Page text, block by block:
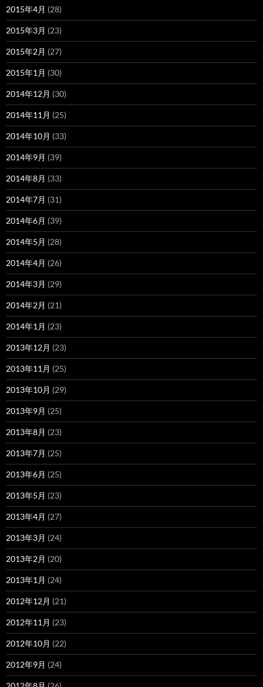
2015年4月 (28)
2015年3月 (23)
2015年2月 (27)
2015年1月 (30)
2014年12月 (30)
2014年11月 (25)
2014年10月 (33)
2014年9月 (39)
2014年8月 (33)
2014年7月 (31)
2014年6月 (39)
2014年5月 (28)
2014年4月 (26)
2014年3月 (29)
2014年2月 (21)
2014年1月 (23)
2013年12月 (23)
2013年11月 (25)
2013年10月 (29)
2013年9月 (25)
2013年8月 (23)
2013年7月 (25)
2013年6月 (25)
2013年5月 (23)
2013年4月 (27)
2013年3月 (24)
2013年2月 (20)
2013年1月 (24)
2012年12月 (21)
2012年11月 (23)
2012年10月 (22)
2012年9月 (24)